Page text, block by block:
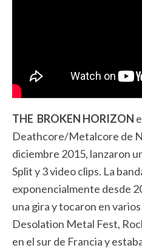
THE BROKEN HORIZON
Deathcore/Metalcore de
diciembre 2015, lanzaron
Split y 3 video clips. La
exponencialmente desde
una gira y tocaron en
Desolation Metal Fest,
en el sur de Francia y